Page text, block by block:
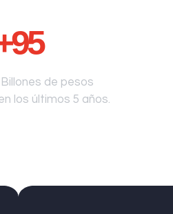
95
de pesos
los últimos 5 años.